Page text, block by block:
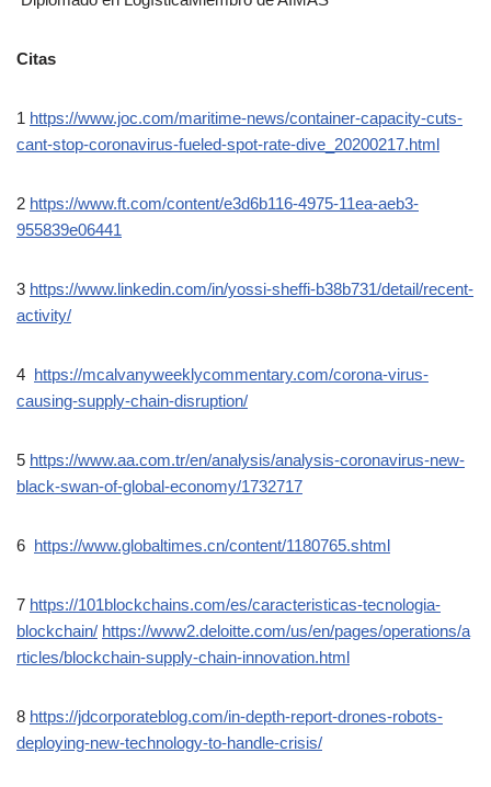
Citas
1 https://www.joc.com/maritime-news/container-capacity-cuts-
cant-stop-coronavirus-fueled-spot-rate-dive_20200217.html
2 https://www.ft.com/content/e3d6b116-4975-11ea-aeb3-
955839e06441
3 https://www.linkedin.com/in/yossi-sheffi-b38b731/detail/recent-
activity/
4 https://mcalvanyweeklycommentary.com/corona-virus-
causing-supply-chain-disruption/
5 https://www.aa.com.tr/en/analysis/analysis-coronavirus-new-
black-swan-of-global-economy/1732717
6 https://www.globaltimes.cn/content/1180765.shtml
7 https://101blockchains.com/es/caracteristicas-tecnologia-
blockchain/ https://www2.deloitte.com/us/en/pages/operations/a
rticles/blockchain-supply-chain-innovation.html
8 https://jdcorporateblog.com/in-depth-report-drones-robots-
deploying-new-technology-to-handle-crisis/